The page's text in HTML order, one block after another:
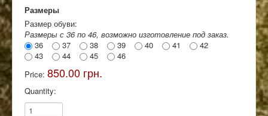
Размеры
Размер обуви:
Размеры с 36 по 46, возможно изготовление под заказ.
36
37 38 39 40 41
42
43
44 45
46
Price: 850.00 грн.
Quantity: